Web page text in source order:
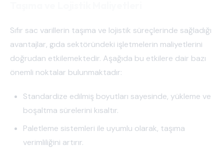
Sıfır sac varillerin taşıma ve lojistik süreçlerinde sağladığı
avantajlar, gıda sektöründeki işletmelerin maliyetlerini
doğrudan etkilemektedir. Aşağıda bu etkilere dair bazı
önemli noktalar bulunmaktadır:
Standardize edilmiş boyutları sayesinde, yükleme ve
boşaltma sürelerini kısaltır.
Paletleme sistemleri ile uyumlu olarak, taşıma
verimliliğini artırır.